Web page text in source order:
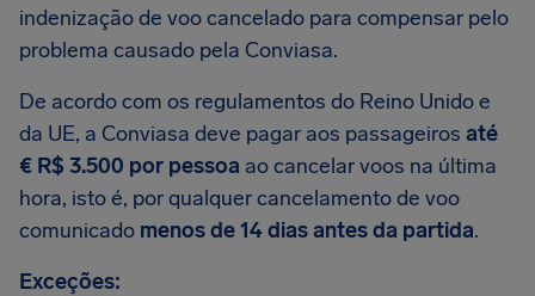
indenização de voo cancelado para compensar pelo
problema causado pela Conviasa.
De acordo com os regulamentos do Reino Unido e
da UE, a Conviasa deve pagar aos passageiros até
€ R$ 3.500 por pessoa ao cancelar voos na última
hora, isto é, por qualquer cancelamento de voo
comunicado menos de 14 dias antes da partida.
Exceções: